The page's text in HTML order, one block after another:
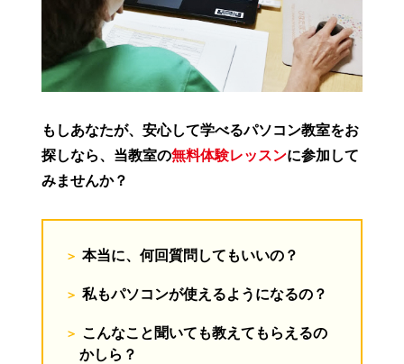
もしあなたが、安心して学べるパソコン教室をお
探しなら、当教室の無料体験レッスンに参加して
みませんか？
本当に、何回質問してもいいの？
私もパソコンが使えるようになるの？
こんなこと聞いても教えてもらえるの
かしら？